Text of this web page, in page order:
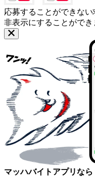
応募することができない
非表示にすることができ
マッハバイトアプリなら